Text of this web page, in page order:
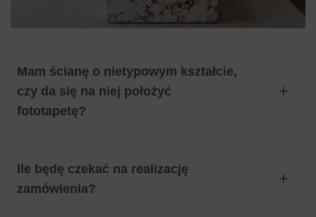
Mam ścianę o nietypowym kształcie,
czy da się na niej położyć
fototapetę?
Ile będę czekać na realizację
zamówienia?